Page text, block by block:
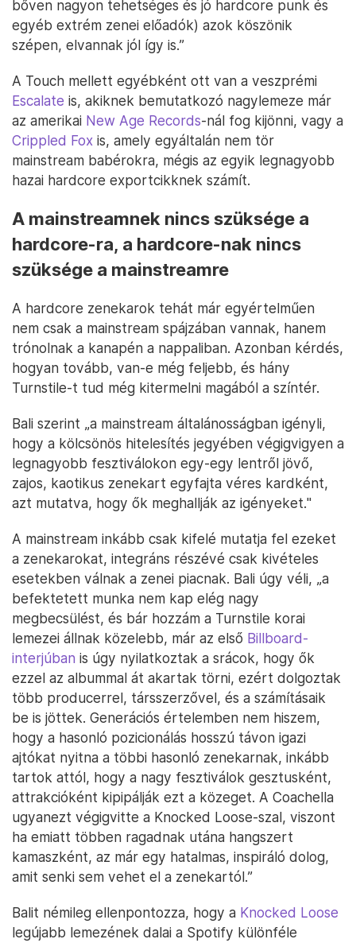
bőven nagyon tehetséges és jó hardcore punk és
egyéb extrém zenei előadók) azok köszönik
szépen, elvannak jól így is.”
A Touch mellett egyébként ott van a veszprémi
Escalate is, akiknek bemutatkozó nagylemeze már
az amerikai New Age Records-nál fog kijönni, vagy a
Crippled Fox is, amely egyáltalán nem tör
mainstream babérokra, mégis az egyik legnagyobb
hazai hardcore exportcikknek számít.
A mainstreamnek nincs szüksége a
hardcore-ra, a hardcore-nak nincs
szüksége a mainstreamre
A hardcore zenekarok tehát már egyértelműen
nem csak a mainstream spájzában vannak, hanem
trónolnak a kanapén a nappaliban. Azonban kérdés,
hogyan tovább, van-e még feljebb, és hány
Turnstile-t tud még kitermelni magából a színtér.
Bali szerint „a mainstream általánosságban igényli,
hogy a kölcsönös hitelesítés jegyében végigvigyen a
legnagyobb fesztiválokon egy-egy lentről jövő,
zajos, kaotikus zenekart egyfajta véres kardként,
azt mutatva, hogy ők meghallják az igényeket."
A mainstream inkább csak kifelé mutatja fel ezeket
a zenekarokat, integráns részévé csak kivételes
esetekben válnak a zenei piacnak. Bali úgy véli, „a
befektetett munka nem kap elég nagy
megbecsülést, és bár hozzám a Turnstile korai
lemezei állnak közelebb, már az első Billboard-
interjúban is úgy nyilatkoztak a srácok, hogy ők
ezzel az albummal át akartak törni, ezért dolgoztak
több producerrel, társszerzővel, és a számításaik
be is jöttek. Generációs értelemben nem hiszem,
hogy a hasonló pozicionálás hosszú távon igazi
ajtókat nyitna a többi hasonló zenekarnak, inkább
tartok attól, hogy a nagy fesztiválok gesztusként,
attrakcióként kipipálják ezt a közeget. A Coachella
ugyanezt végigvitte a Knocked Loose-szal, viszont
ha emiatt többen ragadnak utána hangszert
kamaszként, az már egy hatalmas, inspiráló dolog,
amit senki sem vehet el a zenekartól.”
Balit némileg ellenpontozza, hogy a Knocked Loose
legújabb lemezének dalai a Spotify különféle